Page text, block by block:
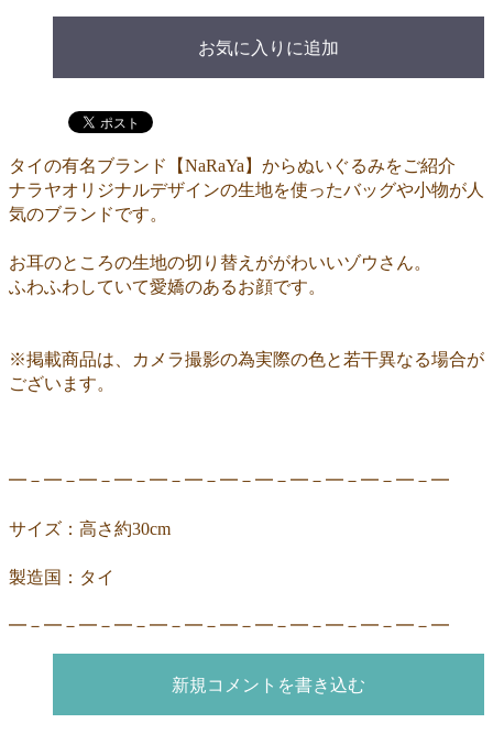
お気に入りに追加
タイの有名ブランド【NaRaYa】からぬいぐるみをご紹介
ナラヤオリジナルデザインの生地を使ったバッグや小物が人
気のブランドです。
お耳のところの生地の切り替えががわいいゾウさん。
ふわふわしていて愛嬌のあるお顔です。
※掲載商品は、カメラ撮影の為実際の色と若干異なる場合が
ございます。
━－━－━－━－━－━－━－━－━－━－━－━－━
サイズ：高さ約30cm
製造国：タイ
━－━－━－━－━－━－━－━－━－━－━－━－━
新規コメントを書き込む